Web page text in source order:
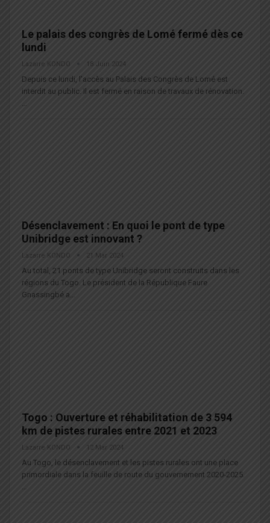
Le palais des congrès de Lomé fermé dès ce
lundi
Lazarre KONDO 18 Juin 2024
Depuis ce lundi, l’accès au Palais des Congrès de Lomé est
interdit au public. Il est fermé en raison de travaux de rénovation.
Désenclavement : En quoi le pont de type
Unibridge est innovant ?
Lazarre KONDO 21 Mar 2024
Au total, 21 ponts de type Unibridge seront construits dans les
régions du Togo. Le président de la République Faure
Gnassingbé a…
Togo : Ouverture et réhabilitation de 3 594
km de pistes rurales entre 2021 et 2023
Lazarre KONDO 12 Mar 2024
Au Togo, le désenclavement et les pistes rurales ont une place
primordiale dans la feuille de route du gouvernement 2020-2025.